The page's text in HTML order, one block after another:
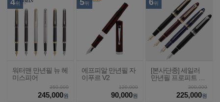
4위
워터맨 만년필 뉴 헤
미스피어
350,000
245,000원
5위
에프피알 만년필 자
이푸르 V2
120,000
90,000원
6위
[본사단종] 세일러
만년필 프로피트 라
300,000
225,000원